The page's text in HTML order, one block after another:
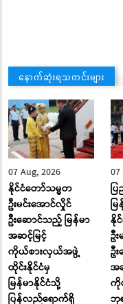
နောက်ဆုံးရသတင်းများ
07 Aug, 2026
နိုင်ငံတော်သမ္မတ
ဦးမင်းအောင်လှိုင်
ဦးဆောင်သည့် မြန်မာ
အဆင့်မြင့်
ကိုယ်စားလှယ်အဖွဲ့
ထိုင်းနိုင်ငံမှ
မြန်မာနိုင်ငံသို့
ပြန်လည်ရောက်ရှိ
ပ
မ
နို
ဦ
ဦ
အ
ကို
ဘု